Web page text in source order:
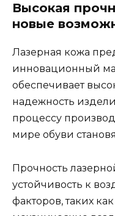
Высокая
новые
Лазерная кожа
инновационный
обеспечивает
надежность
процессу
мире обуви
Прочность
устойчивость к
факторов, таких